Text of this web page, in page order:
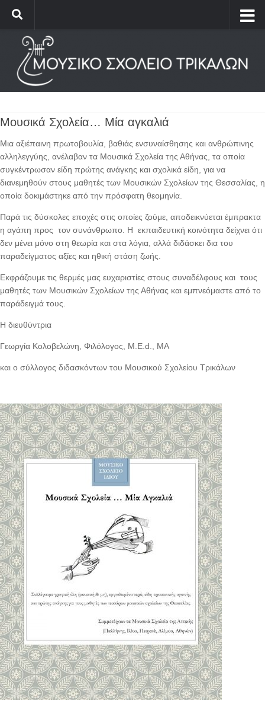
Μουσικά Σχολεία… Μία αγκαλιά
Μια αξιέπαινη πρωτοβουλία, βαθιάς ενσυναίσθησης και ανθρώπινης
αλληλεγγύης, ανέλαβαν τα Μουσικά Σχολεία της Αθήνας, τα οποία
συγκέντρωσαν είδη πρώτης ανάγκης και σχολικά είδη, για να
διανεμηθούν στους μαθητές των Μουσικών Σχολείων της Θεσσαλίας, η
οποία δοκιμάστηκε από την πρόσφατη θεομηνία.
Παρά τις δύσκολες εποχές στις οποίες ζούμε, αποδεικνύεται έμπρακτα
η αγάπη προς τον συνάνθρωπο. Η εκπαιδευτική κοινότητα δείχνει ότι
δεν μένει μόνο στη θεωρία και στα λόγια, αλλά διδάσκει δια του
παραδείγματος αξίες και ηθική στάση ζωής.
Εκφράζουμε τις θερμές μας ευχαριστίες στους συναδέλφους και τους
μαθητές των Μουσικών Σχολείων της Αθήνας και εμπνεόμαστε από το
παράδειγμά τους.
Η διευθύντρια
Γεωργία Κολοβελώνη, Φιλόλογος, M.E.d., MA
και ο σύλλογος διδασκόντων του Μουσικού Σχολείου Τρικάλων